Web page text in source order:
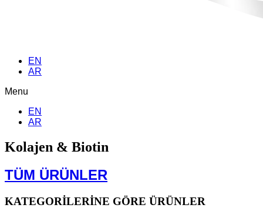
EN
AR
Menu
EN
AR
Kolajen & Biotin
TÜM ÜRÜNLER
KATEGORİLERİNE GÖRE ÜRÜNLER